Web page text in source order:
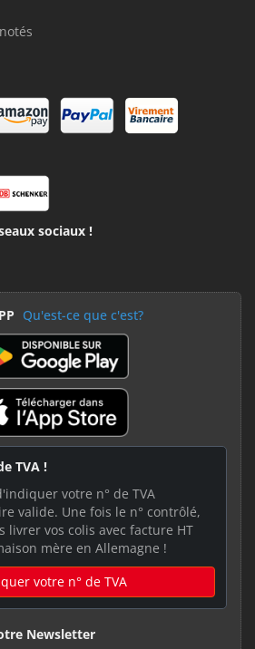
sociaux !
Qu'est-ce que c'est?
TVA !
votre n° de TVA
valide. Une fois le n° contrôlé,
livrer vos colis avec facture HT
mère en Allemagne !
votre n° de TVA
Newsletter